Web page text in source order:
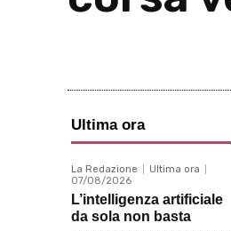
Ultima ora
La Redazione
Ultima ora
07/08/2026
L’intelligenza artificiale
da sola non basta